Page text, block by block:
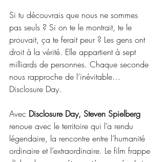
Si tu découvrais que nous ne sommes
pas seuls ? Si on te le montrait, te le
prouvait, ça te ferait peur ? Les gens ont
droit à la vérité. Elle appartient à sept
milliards de personnes. Chaque seconde
nous rapproche de l’inévitable…
Disclosure Day.
Avec Disclosure Day, Steven Spielberg
renoue avec le territoire qui l’a rendu
légendaire, la rencontre entre l’humanité
ordinaire et l’extraordinaire. Le film frappe